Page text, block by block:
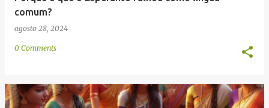
comum?
agosto 28, 2024
0 Comments